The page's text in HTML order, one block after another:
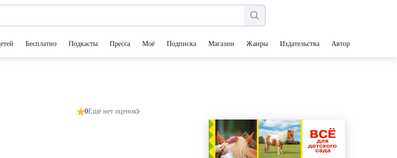
Бесплатно Подкасты Пресса Моё Подписка Магазин Жанры Издательства Авторы
0Ещё нет оценок